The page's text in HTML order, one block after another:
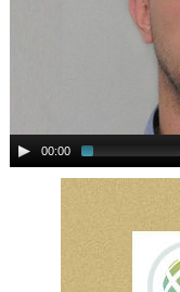
00:00